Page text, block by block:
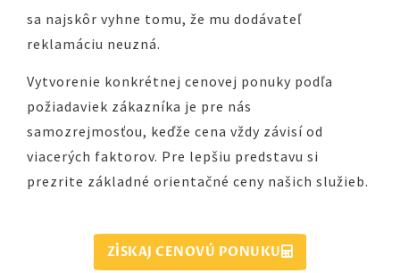
sa najskôr vyhne tomu, že mu dodávateľ
reklamáciu neuzná.
Vytvorenie konkrétnej cenovej ponuky podľa
požiadaviek zákazníka je pre nás
samozrejmosťou, keďže cena vždy závisí od
viacerých faktorov. Pre lepšiu predstavu si
prezrite základné orientačné ceny našich služieb.
ZÍSKAJ CENOVÚ PONUKU